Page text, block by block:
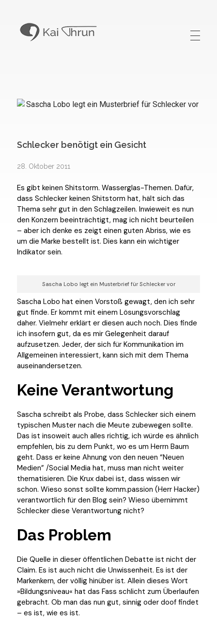
Schlecker benötigt ein Gesicht
28. Oktober 2011
Es gibt keinen Shitstorm. Wasserglas-Themen. Dafür,
dass Schlecker keinen Shitstorm hat, hält sich das
Thema sehr gut in den Schlagzeilen. Inwieweit es nun
den Konzern beeinträchtigt, mag ich nicht beurteilen
– aber ich denke es zeigt einen guten Abriss, wie es
um die Marke bestellt ist. Dies kann ein wichtiger
Indikator sein.
Sascha Lobo legt ein Musterbrief für Schlecker vor
Sascha Lobo hat einen Vorstoß gewagt, den ich sehr
gut finde. Er kommt mit einem Lösungsvorschlag
daher. Vielmehr erklärt er diesen auch noch. Dies finde
ich insofern gut, da es mir Gelegenheit darauf
aufzusetzen. Jeder, der sich für Kommunikation im
Allgemeinen interessiert, kann sich mit dem Thema
auseinandersetzen.
Keine Verantwortung
Sascha schreibt als Probe, dass Schlecker sich einem
typischen Muster nach die Meute zubewegen sollte.
Das ist insoweit auch alles richtig, ich würde es ähnlich
empfehlen, bis zu dem Punkt, wo es um Herrn Baum
geht. Dass er keine Ahnung von den neuen “Neuen
Medien” /Social Media hat, muss man nicht weiter
thematisieren. Die Krux dabei ist, dass wissen wir
schon. Wieso sonst sollte komm.passion (Herr Hacker)
verantwortlich für den Blog sein? Wieso übernimmt
Schlecker diese Verantwortung nicht?
Das Problem
Die Quelle in dieser öffentlichen Debatte ist nicht der
Claim. Es ist auch nicht die Unwissenheit. Es ist der
Markenkern, der völlig hinüber ist. Allein dieses Wort
»Bildungsniveau« hat das Fass schlicht zum Überlaufen
gebracht. Ob man das nun gut, sinnig oder doof findet
– es ist, wie es ist.